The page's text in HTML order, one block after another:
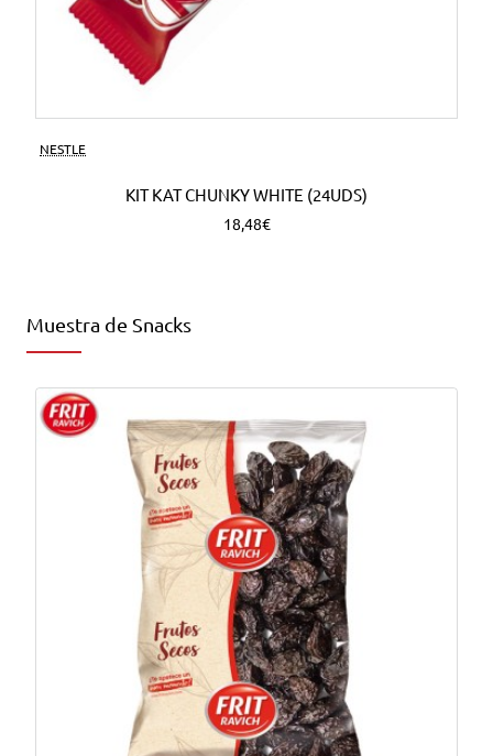
NESTLE
KIT KAT CHUNKY WHITE (24UDS)
18,48€
Muestra de Snacks